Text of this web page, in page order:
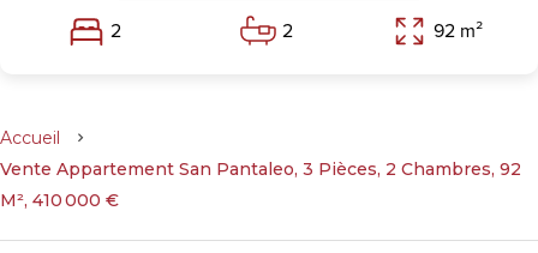
2 2 92 m²
Accueil
Vente Appartement San Pantaleo, 3 Pièces, 2 Chambres, 92
M², 410 000 €